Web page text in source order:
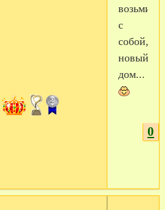
возьми
с
собой,в
новый
дом...
0